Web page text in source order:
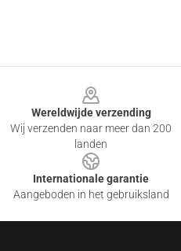
Wereldwijde verzending
Wij verzenden naar meer dan 200
landen
Internationale garantie
Aangeboden in het gebruiksland